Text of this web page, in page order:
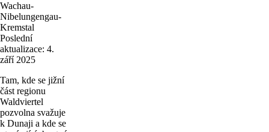
Wachau-
Nibelungengau-
Kremstal
Poslední
aktualizace: 4.
září 2025
Tam, kde se jižní
část regionu
Waldviertel
pozvolna svažuje
k Dunaji a kde se